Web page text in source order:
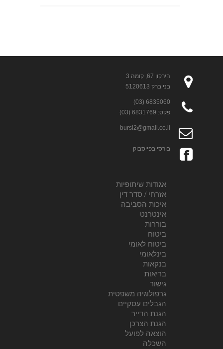
הירקון 67, קומה 3
בני ברק 5120613
6835060 (03)
פקס: 6831769 (03)
bursi2@gmail.co.il
בורסי בפייסבוק
אגודות שיתופיות
אזרחי / סדר דין
איכות הסביבה
אינטרנט
בוררות
ביטוח לאומי
בינלאומי
בנקאות
בריאות
גרפולוגיה משפטית
הגבלים עסקיים
הגנת הדייר
הגנת הצרכן
הוצאה לפועל
השכלה